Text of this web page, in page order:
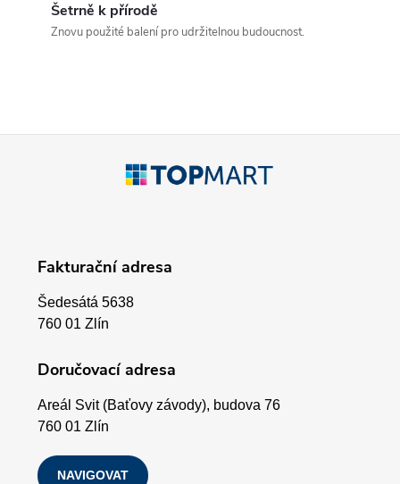
Šetrně k přírodě
Znovu použité balení pro udržitelnou budoucnost.
Fakturační adresa
Šedesátá 5638
760 01 Zlín
Doručovací adresa
Areál Svit (Baťovy závody), budova 76
760 01 Zlín
NAVIGOVAT